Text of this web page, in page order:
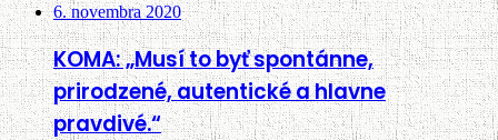
6. novembra 2020
KOMA: „Musí to byť spontánne,
prirodzené, autentické a hlavne
pravdivé.“